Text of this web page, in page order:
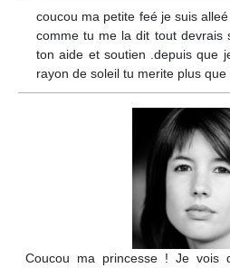
coucou ma petite feé je suis
comme tu me la dit tout devrais
ton aide et soutien .depuis que
rayon de soleil tu merite plus
Coucou ma princesse ! Je vois